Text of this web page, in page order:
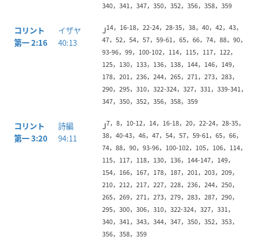
にエホバの名前を含む聖句
340，341，347，350，352，356，358，359
コリント
第一 2:16
イザヤ
40:13
J14，16-18，22-24，28-35，38，40，42，43，
47，52，54，57，59-61，65，66，74，88，90，
93-96，99，100-102，114，115，117，122，
125，130，133，136，138，144，146，149，
178，201，236，244，265，271，273，283，
290，295，310，322-324，327，331，339-341，
347，350，352，356，358，359
コリント
第一 3:20
詩編
94:11
J7，8，10-12，14，16-18，20，22-24，28-35，
38，40-43，46，47，54，57，59-61，65，66，
74，88，90，93-96，100-102，105，106，114，
115，117，118，130，136，144-147，149，
154，166，167，178，187，201，203，209，
210，212，217，227，228，236，244，250，
265，269，271，273，279，283，287，290，
295，300，306，310，322-324，327，331，
340，341，343，344，347，350，352，353，
356，358，359